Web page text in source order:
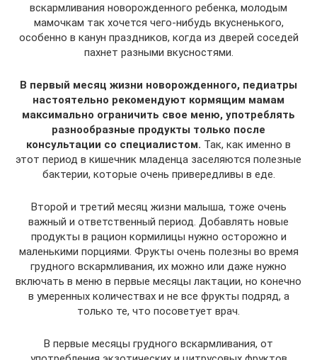
вскармливания новорожденного ребенка, молодым
мамочкам так хочется чего-нибудь вкусненького,
особенно в канун праздников, когда из дверей соседей
пахнет разными вкусностями.
В первый месяц жизни новорожденного, педиатры
настоятельно рекомендуют кормящим мамам
максимально ограничить свое меню, употреблять
разнообразные продукты только после
консультации со специалистом. Так, как именно в
этот период в кишечник младенца заселяются полезные
бактерии, которые очень привередливы в еде.
Второй и третий месяц жизни малыша, тоже очень
важный и ответственный период. Добавлять новые
продукты в рацион кормилицы нужно осторожно и
маленькими порциями. Фрукты очень полезны во время
грудного вскармливания, их можно или даже нужно
включать в меню в первые месяцы лактации, но конечно
в умеренных количествах и не все фрукты подряд, а
только те, что посоветует врач.
В первые месяцы грудного вскармливания, от